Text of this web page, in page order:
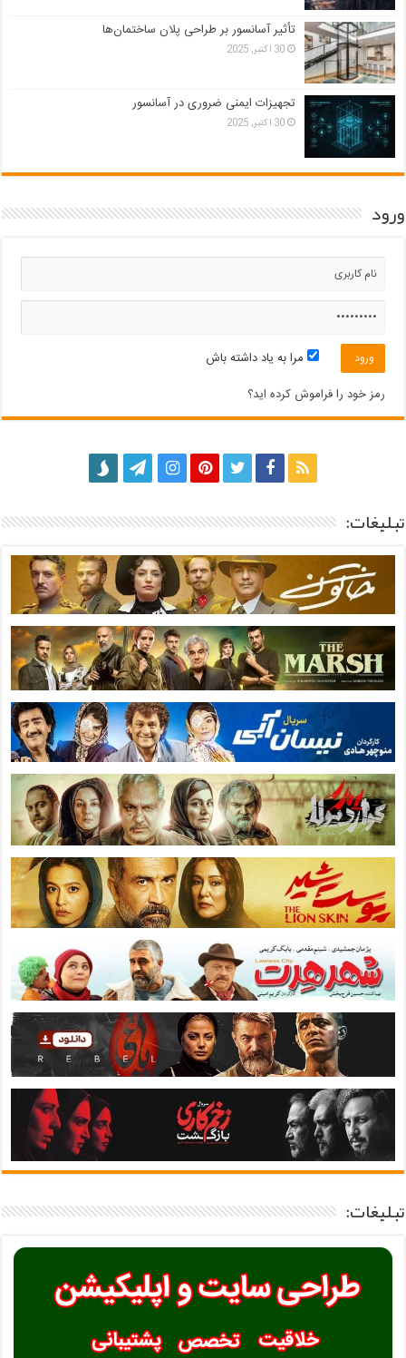
تأثیر آسانسور بر طراحی پلان ساختمان‌ها
30 اکتبر, 2025
تجهیزات ایمنی ضروری در آسانسور
30 اکتبر, 2025
ورود
مرا به یاد داشته باش
رمز خود را فراموش کرده اید؟
تبلیغات:
تبلیغات: